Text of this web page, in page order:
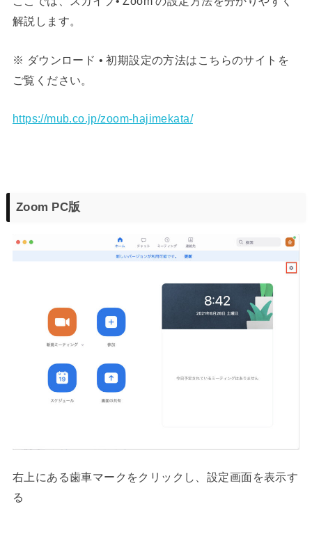
解説します。
※ ダウンロード • 初期設定の方法はこちらのサイトを
ご覧ください。
https://mub.co.jp/zoom-hajimekata/
Zoom PC版
右上にある歯車マークをクリックし、設定画面を表示す
る